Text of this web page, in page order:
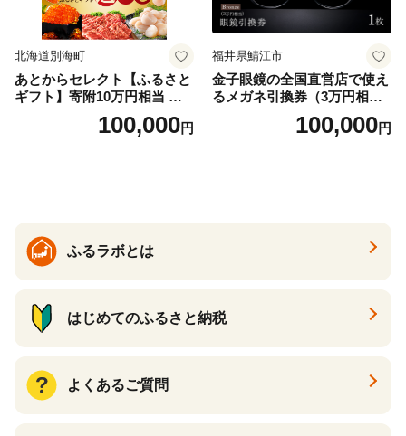
北海道別海町
あとからセレクト【ふるさと
ギフト】寄附10万円相当 あ
とから選べる！ ギフト いく
ら ほたて 海鮮 牛肉 別海町
ギフト ふるさと納税 ）
100,000円
福井県鯖江市
金子眼鏡の全国直営店で使え
るメガネ引換券（3万円相
100,000円
ふるラボとは
はじめてのふるさと納税
よくあるご質問